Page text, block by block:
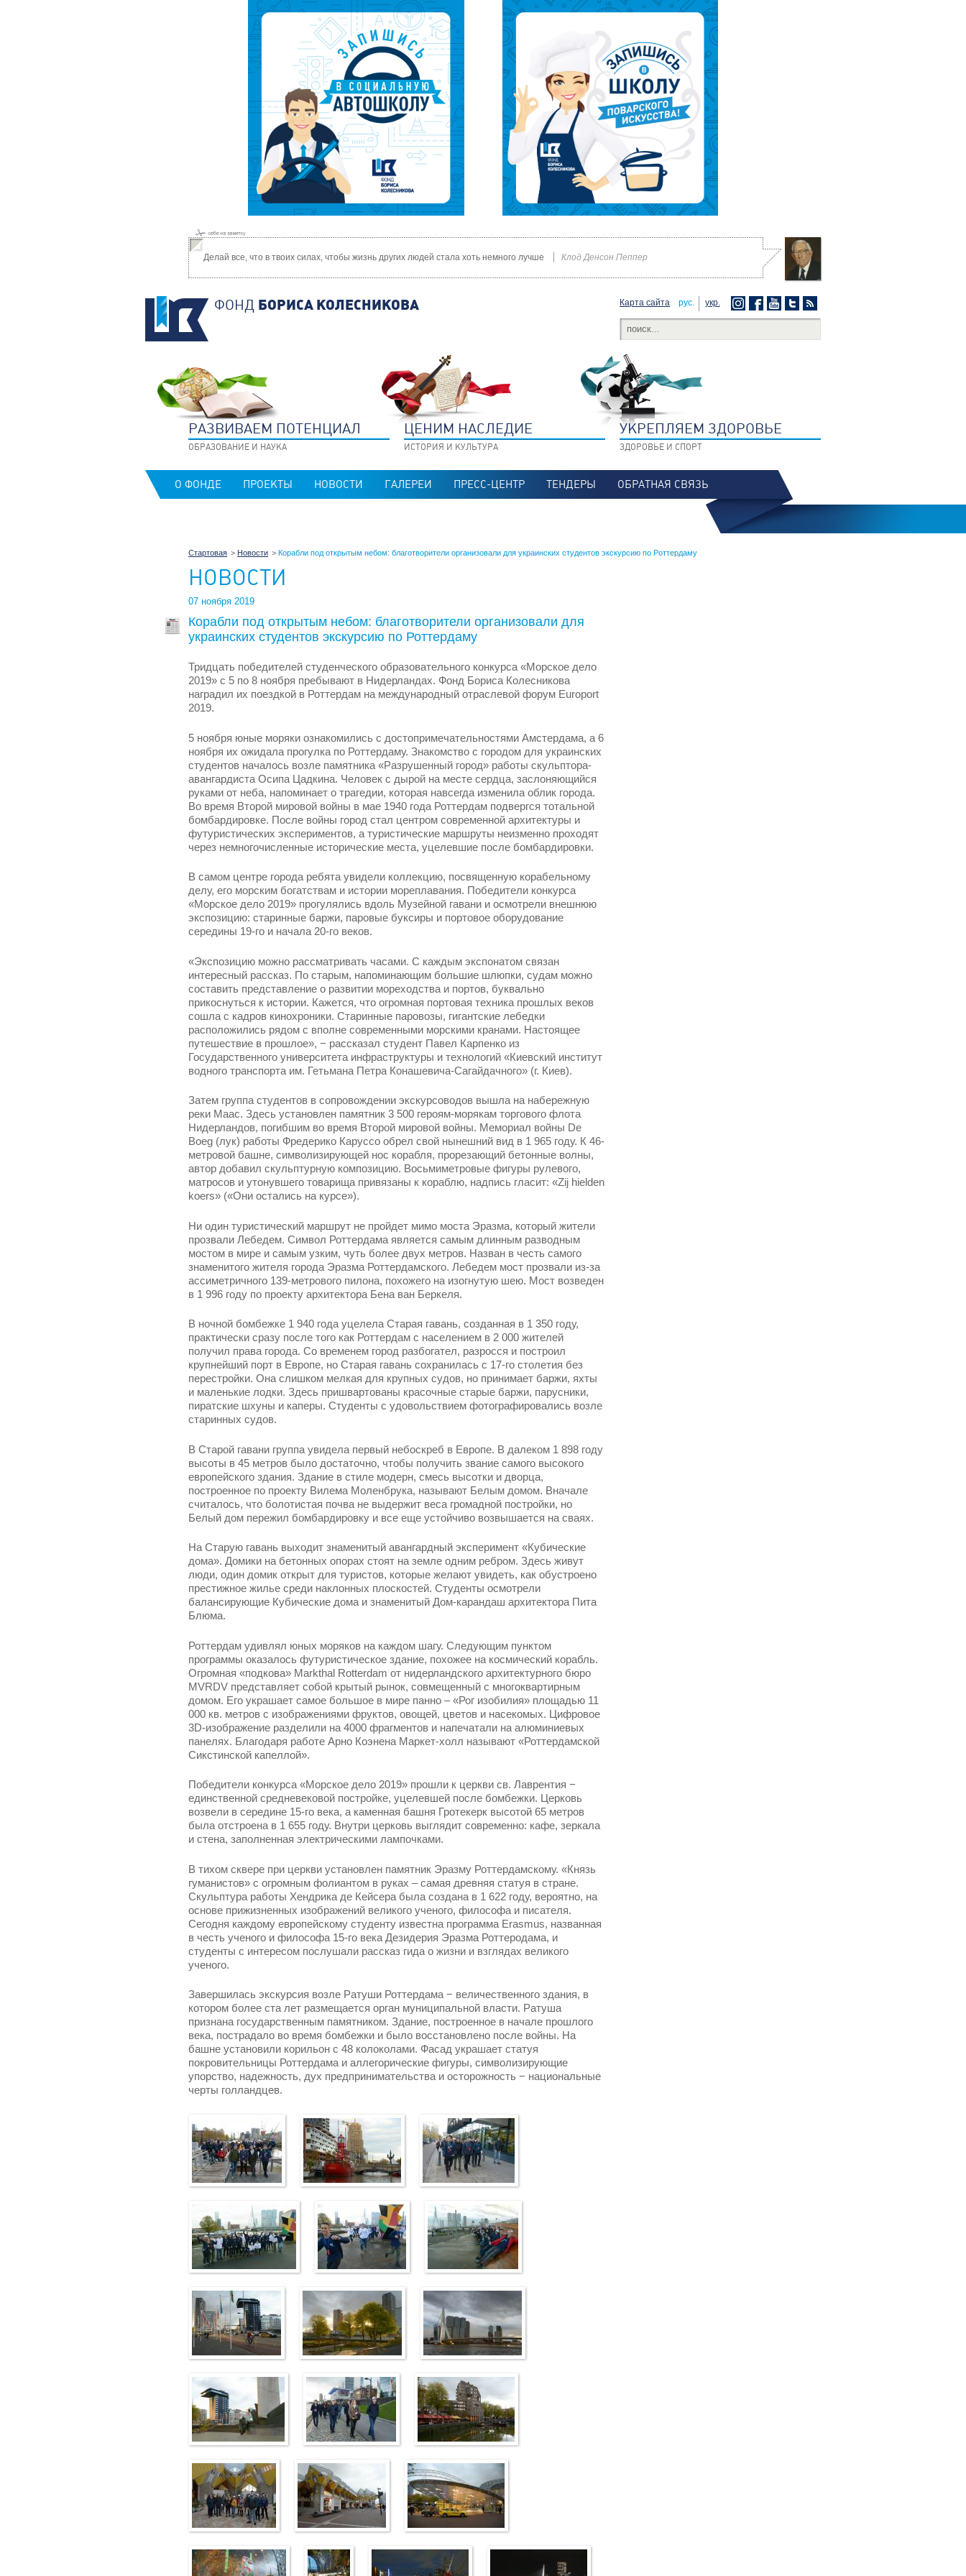
Делай все, что в твоих силах, чтобы жизнь других людей стала хоть немного лучше Клод Денсон Пеппер
ФОНД БОРИСА КОЛЕСНИКОВА Карта сайта рус. укр.
РАЗВИВАЕМ ПОТЕНЦИАЛ
ОБРАЗОВАНИЕ И НАУКА
ЦЕНИМ НАСЛЕДИЕ
ИСТОРИЯ И КУЛЬТУРА
УКРЕПЛЯЕМ ЗДОРОВЬЕ
ЗДОРОВЬЕ И СПОРТ
О ФОНДЕ ПРОЕКТЫ НОВОСТИ ГАЛЕРЕИ ПРЕСС-ЦЕНТР ТЕНДЕРЫ ОБРАТНАЯ СВЯЗЬ
Стартовая Новости Корабли под открытым небом: благотворители организовали для украинских студентов экскурсию по Роттердаму
НОВОСТИ
07 ноября 2019
Корабли под открытым небом: благотворители организовали для
украинских студентов экскурсию по Роттердаму
Тридцать победителей студенческого образовательного конкурса «Морское дело
2019» с 5 по 8 ноября пребывают в Нидерландах. Фонд Бориса Колесникова
наградил их поездкой в Роттердам на международный отраслевой форум Europort
2019.
5 ноября юные моряки ознакомились с достопримечательностями Амстердама, а 6
ноября их ожидала прогулка по Роттердаму. Знакомство с городом для украинских
студентов началось возле памятника «Разрушенный город» работы скульптора-
авангардиста Осипа Цадкина. Человек с дырой на месте сердца, заслоняющийся
руками от неба, напоминает о трагедии, которая навсегда изменила облик города.
Во время Второй мировой войны в мае 1940 года Роттердам подвергся тотальной
бомбардировке. После войны город стал центром современной архитектуры и
футуристических экспериментов, а туристические маршруты неизменно проходят
через немногочисленные исторические места, уцелевшие после бомбардировки.
В самом центре города ребята увидели коллекцию, посвященную корабельному
делу, его морским богатствам и истории мореплавания. Победители конкурса
«Морское дело 2019» прогулялись вдоль Музейной гавани и осмотрели внешнюю
экспозицию: старинные баржи, паровые буксиры и портовое оборудование
середины 19-го и начала 20-го веков.
«Экспозицию можно рассматривать часами. С каждым экспонатом связан
интересный рассказ. По старым, напоминающим большие шлюпки, судам можно
составить представление о развитии мореходства и портов, буквально
прикоснуться к истории. Кажется, что огромная портовая техника прошлых веков
сошла с кадров кинохроники. Старинные паровозы, гигантские лебедки
расположились рядом с вполне современными морскими кранами. Настоящее
путешествие в прошлое», − рассказал студент Павел Карпенко из
Государственного университета инфраструктуры и технологий «Киевский институт
водного транспорта им. Гетьмана Петра Конашевича-Сагайдачного» (г. Киев).
Затем группа студентов в сопровождении экскурсоводов вышла на набережную
реки Маас. Здесь установлен памятник 3 500 героям-морякам торгового флота
Нидерландов, погибшим во время Второй мировой войны. Мемориал войны Dе
Boeg (лук) работы Фредерико Каруссо обрел свой нынешний вид в 1 965 году. К 46-
метровой башне, символизирующей нос корабля, прорезающий бетонные волны,
автор добавил скульптурную композицию. Восьмиметровые фигуры рулевого,
матросов и утонувшего товарища привязаны к кораблю, надпись гласит: «Zij hielden
koers» («Они остались на курсе»).
Ни один туристический маршрут не пройдет мимо моста Эразма, который жители
прозвали Лебедем. Символ Роттердама является самым длинным разводным
мостом в мире и самым узким, чуть более двух метров. Назван в честь самого
знаменитого жителя города Эразма Роттердамского. Лебедем мост прозвали из-за
ассиметричного 139-метрового пилона, похожего на изогнутую шею. Мост возведен
в 1 996 году по проекту архитектора Бена ван Беркеля.
В ночной бомбежке 1 940 года уцелела Старая гавань, созданная в 1 350 году,
практически сразу после того как Роттердам с населением в 2 000 жителей
получил права города. Со временем город разбогател, разросся и построил
крупнейший порт в Европе, но Старая гавань сохранилась с 17-го столетия без
перестройки. Она слишком мелкая для крупных судов, но принимает баржи, яхты
и маленькие лодки. Здесь пришвартованы красочные старые баржи, парусники,
пиратские шхуны и каперы. Студенты с удовольствием фотографировались возле
старинных судов.
В Старой гавани группа увидела первый небоскреб в Европе. В далеком 1 898 году
высоты в 45 метров было достаточно, чтобы получить звание самого высокого
европейского здания. Здание в стиле модерн, смесь высотки и дворца,
построенное по проекту Вилема Моленбрука, называют Белым домом. Вначале
считалось, что болотистая почва не выдержит веса громадной постройки, но
Белый дом пережил бомбардировку и все еще устойчиво возвышается на сваях.
На Старую гавань выходит знаменитый авангардный эксперимент «Кубические
дома». Домики на бетонных опорах стоят на земле одним ребром. Здесь живут
люди, один домик открыт для туристов, которые желают увидеть, как обустроено
престижное жилье среди наклонных плоскостей. Студенты осмотрели
балансирующие Кубические дома и знаменитый Дом-карандаш архитектора Пита
Блюма.
Роттердам удивлял юных моряков на каждом шагу. Следующим пунктом
программы оказалось футуристическое здание, похожее на космический корабль.
Огромная «подкова» Markthal Rotterdam от нидерландского архитектурного бюро
MVRDV представляет собой крытый рынок, совмещенный с многоквартирным
домом. Его украшает самое большое в мире панно – «Рог изобилия» площадью 11
000 кв. метров с изображениями фруктов, овощей, цветов и насекомых. Цифровое
3D-изображение разделили на 4000 фрагментов и напечатали на алюминиевых
панелях. Благодаря работе Арно Коэнена Маркет-холл называют «Роттердамской
Сикстинской капеллой».
Победители конкурса «Морское дело 2019» прошли к церкви св. Лаврентия −
единственной средневековой постройке, уцелевшей после бомбежки. Церковь
возвели в середине 15-го века, а каменная башня Гротекерк высотой 65 метров
была отстроена в 1 655 году. Внутри церковь выглядит современно: кафе, зеркала
и стена, заполненная электрическими лампочками.
В тихом сквере при церкви установлен памятник Эразму Роттердамскому. «Князь
гуманистов» с огромным фолиантом в руках – самая древняя статуя в стране.
Скульптура работы Хендрика де Кейсера была создана в 1 622 году, вероятно, на
основе прижизненных изображений великого ученого, философа и писателя.
Сегодня каждому европейскому студенту известна программа Erasmus, названная
в честь ученого и философа 15-го века Дезидерия Эразма Роттеродама, и
студенты с интересом послушали рассказ гида о жизни и взглядах великого
ученого.
Завершилась экскурсия возле Ратуши Роттердама − величественного здания, в
котором более ста лет размещается орган муниципальной власти. Ратуша
признана государственным памятником. Здание, построенное в начале прошлого
века, пострадало во время бомбежки и было восстановлено после войны. На
башне установили корильон с 48 колоколами. Фасад украшает статуя
покровительницы Роттердама и аллегорические фигуры, символизирующие
упорство, надежность, дух предпринимательства и осторожность − национальные
черты голландцев.